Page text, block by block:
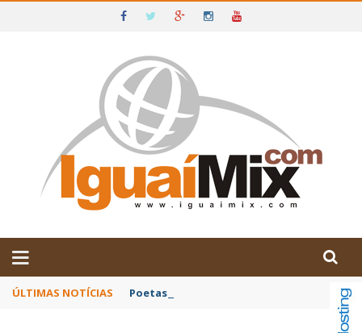
IGUAÍ E SUDOESTE DA BAHIA
ÚLTIMAS NOTÍCIAS Poetas baianos representam o Brasil no